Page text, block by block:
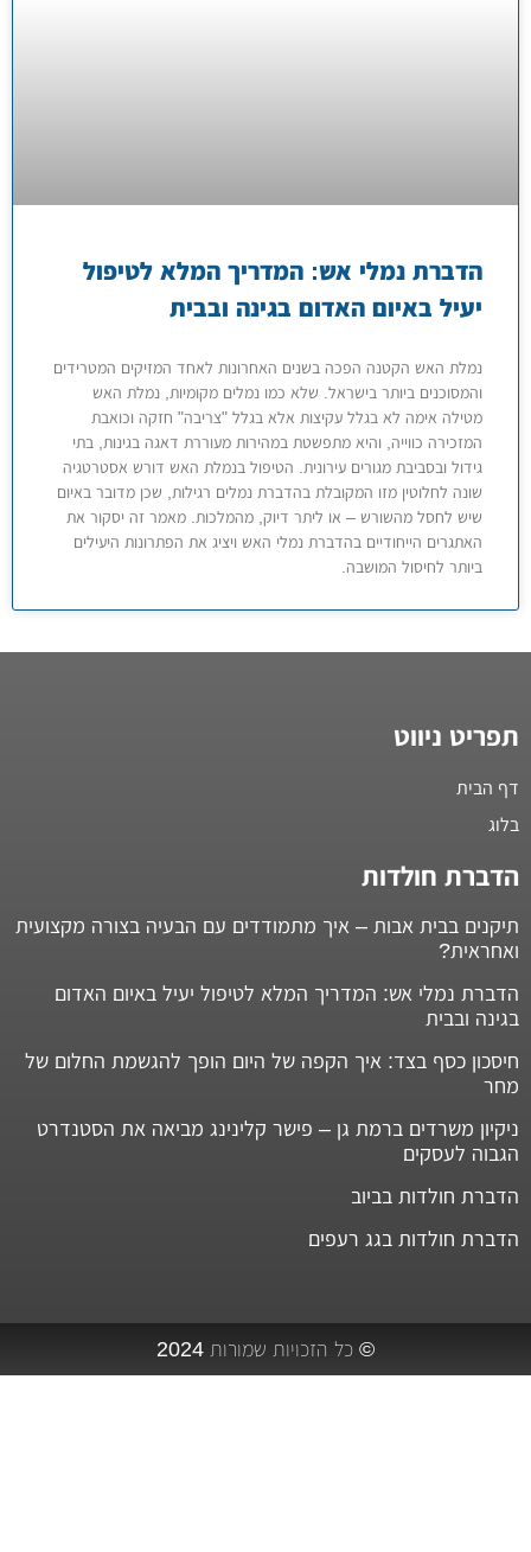
הדברת נמלי אש: המדריך המלא לטיפול
יעיל באיום האדום בגינה ובבית
נמלת האש הקטנה הפכה בשנים האחרונות לאחד המזיקים המטרידים
והמסוכנים ביותר בישראל. שלא כמו נמלים מקומיות, נמלת האש
מטילה אימה לא בגלל עקיצות אלא בגלל "צריבה" חזקה וכואבת
המזכירה כווייה, והיא מתפשטת במהירות מעוררת דאגה בגינות, בתי
גידול ובסביבת מגורים עירונית. הטיפול בנמלת האש דורש אסטרטגיה
שונה לחלוטין מזו המקובלת בהדברת נמלים רגילות, שכן מדובר באיום
שיש לחסל מהשורש – או ליתר דיוק, מהמלכות. מאמר זה יסקור את
האתגרים הייחודיים בהדברת נמלי האש ויציג את הפתרונות היעילים
ביותר לחיסול המושבה.
תפריט ניווט
דף הבית
בלוג
הדברת חולדות
תיקנים בבית אבות – איך מתמודדים עם הבעיה בצורה מקצועית
ואחראית?
הדברת נמלי אש: המדריך המלא לטיפול יעיל באיום האדום
בגינה ובבית
חיסכון כסף בצד: איך הקפה של היום הופך להגשמת החלום של
מחר
ניקיון משרדים ברמת גן – פישר קלינינג מביאה את הסטנדרט
הגבוה לעסקים
הדברת חולדות בביוב
הדברת חולדות בגג רעפים
© כל הזכויות שמורות 2024